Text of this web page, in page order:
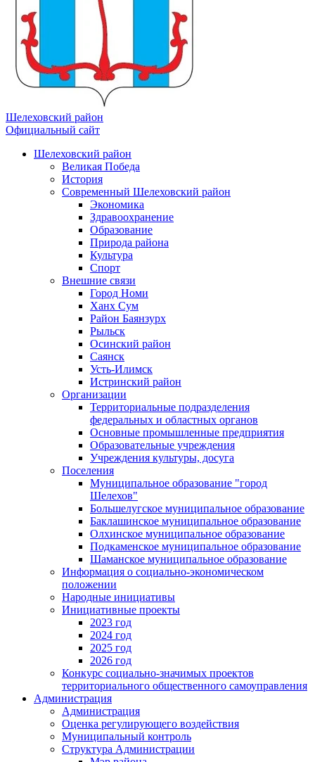
Шелеховский район
Официальный сайт
Шелеховский район
Великая Победа
История
Современный Шелеховский район
Экономика
Здравоохранение
Образование
Природа района
Культура
Спорт
Внешние связи
Город Номи
Ханх Сум
Район Баянзурх
Рыльск
Осинский район
Саянск
Усть-Илимск
Истринский район
Организации
Территориальные подразделения
федеральных и областных органов
Основные промышленные предприятия
Образовательные учреждения
Учреждения культуры, досуга
Поселения
Муниципальное образование "город
Шелехов"
Большелугское муниципальное образование
Баклашинское муниципальное образование
Олхинское муниципальное образование
Подкаменское муниципальное образование
Шаманское муниципальное образование
Информация о социально-экономическом
положении
Народные инициативы
Инициативные проекты
2023 год
2024 год
2025 год
2026 год
Конкурс социально-значимых проектов
территориального общественного самоуправления
Администрация
Администрация
Оценка регулирующего воздействия
Муниципальный контроль
Структура Администрации